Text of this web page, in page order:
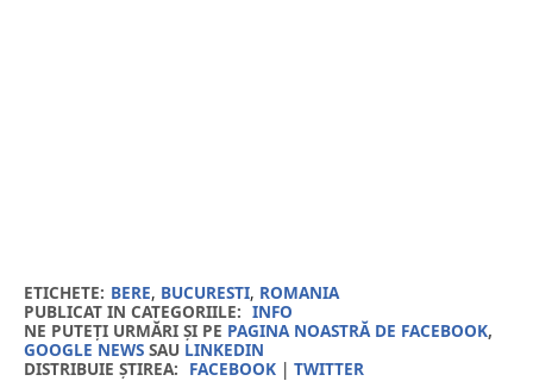
ETICHETE: BERE, BUCURESTI, ROMANIA
PUBLICAT IN CATEGORIILE: INFO
NE PUTEȚI URMĂRI ȘI PE PAGINA NOASTRĂ DE FACEBOOK,
GOOGLE NEWSSAU LINKEDIN
DISTRIBUIE ȘTIREA: FACEBOOK| TWITTER